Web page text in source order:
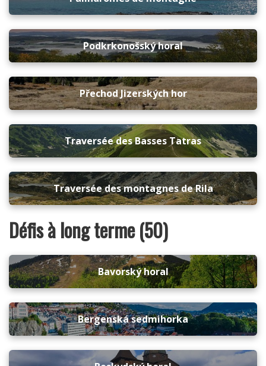
Podkrkonošský horal
Přechod Jizerských hor
Traversée des Basses Tatras
Traversée des montagnes de Rila
Défis à long terme (50)
Bavorský horal
Bergenská sedmihorka